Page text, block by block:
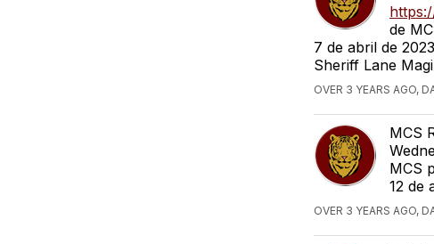
de
7 de abril de
Sheriff Lane
OVER 3 YEARS AGO,
MCS
MCS
12 de
OVER 3 YEARS AGO,